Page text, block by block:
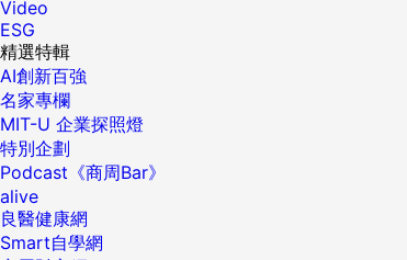
Video
ESG
精選特輯
AI創新百強
名家專欄
MIT-U 企業探照燈
特別企劃
Podcast《商周Bar》
alive
良醫健康網
Smart自學網